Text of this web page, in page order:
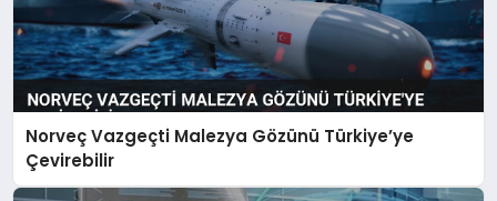
Norveç Vazgeçti Malezya Gözünü Türkiye’ye
Çevirebilir